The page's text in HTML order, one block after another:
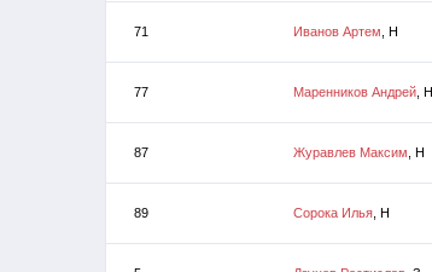
71 Иванов Артем , Н
77 Маренников Андрей , Н
87 Журавлев Максим , Н
89 Сорока Илья , Н